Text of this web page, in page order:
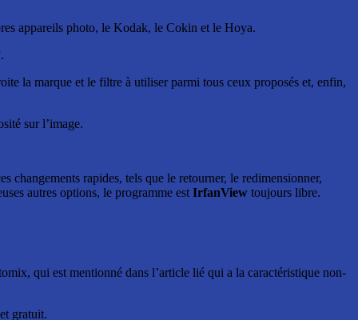
appareils photo, le Kodak, le Cokin et le Hoya.
la marque et le filtre à utiliser parmi tous ceux proposés et, enfin,
sur l’image.
changements rapides, tels que le retourner, le redimensionner,
autres options, le programme est IrfanView toujours libre.
qui est mentionné dans l’article lié qui a la caractéristique non-
gratuit.